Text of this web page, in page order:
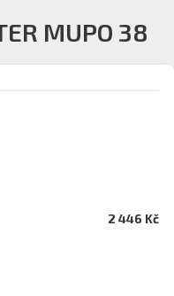
MUPO 38
2 446 Kč